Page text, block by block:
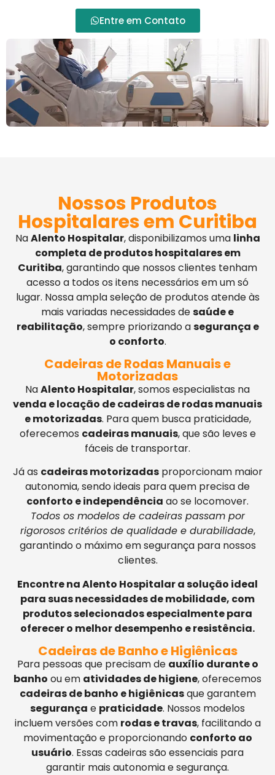
Entre em Contato
Nossos Produtos
Hospitalares em Curitiba
NaAlento Hospitalar, disponibilizamos uma linha
completa de produtos hospitalares em
Curitiba, garantindo que nossos clientes tenham
acesso a todos os itens necessários em um só
lugar. Nossa ampla seleção de produtos atende às
mais variadas necessidades desaúde e
reabilitação, sempre priorizando asegurança e
o conforto.
Cadeiras de Rodas Manuais e
Motorizadas
NaAlento Hospitalar, somos especialistas na
venda e locação de cadeiras de rodas manuais
e motorizadas. Para quem busca praticidade,
oferecemos cadeiras manuais, que são leves e
fáceis de transportar.
Já as cadeiras motorizadasproporcionam maior
autonomia, sendo ideais para quem precisa de
conforto e independência ao se locomover.
Todos os modelos de cadeiras passam por
rigorosos critérios de qualidade e durabilidade,
garantindo o máximo em segurança para nossos
clientes.
Encontre na Alento Hospitalar a solução ideal
para suas necessidades de mobilidade, com
produtos selecionados especialmente para
oferecer o melhor desempenho e resistência.
Cadeiras de Banho e Higiênicas
Para pessoas que precisam de auxílio durante o
banho ou em atividades de higiene, oferecemos
cadeiras de banho e higiênicasque garantem
segurança e praticidade. Nossos modelos
incluem versões com rodas e travas, facilitando a
movimentação e proporcionando conforto ao
usuário. Essas cadeiras são essenciais para
garantir mais autonomia e segurança.